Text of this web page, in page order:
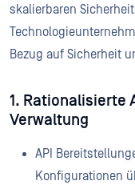
skalierbaren
Bezug auf Sicherheit
1. Rationalisierte
Verwaltung
API
Konfigurationen